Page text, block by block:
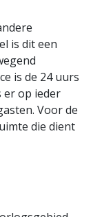
is dit een
is de 24 uurs
er op ieder
Voor de
die dient